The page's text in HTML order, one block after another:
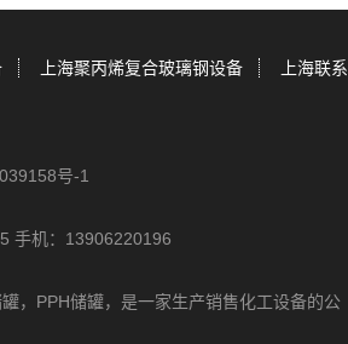
上海聚丙烯复合玻璃钢设备
上海联系
号-1
手机：13906220196
， PPH储罐，是一家生产销售化工设备的公